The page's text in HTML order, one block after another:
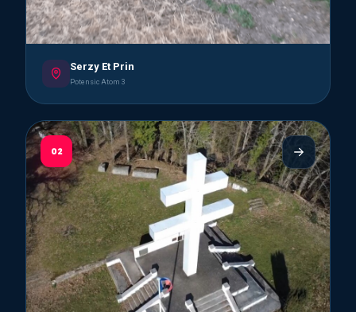
Serzy Et Prin
Potensic Atom 3
02